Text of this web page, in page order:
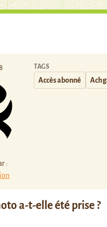
:
TAGS
Accès abonné
a-t-elle été prise ?